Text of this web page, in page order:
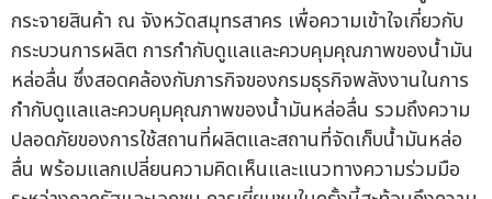
กระจายสินค้า ณ จังหวัดสมุทรสาคร เพื่อความเข้าใจเกี่ยวกับ
กระบวนการผลิต การกำกับดูแลและควบคุมคุณภาพของน้ำมัน
หล่อลื่น ซึ่งสอดคล้องกับภารกิจของกรมธุรกิจพลังงานในการ
กำกับดูแลและควบคุมคุณภาพของน้ำมันหล่อลื่น รวมถึงความ
ปลอดภัยของการใช้สถานที่ผลิตและสถานที่จัดเก็บน้ำมันหล่อ
ลื่น พร้อมแลกเปลี่ยนความคิดเห็นและแนวทางความร่วมมือ